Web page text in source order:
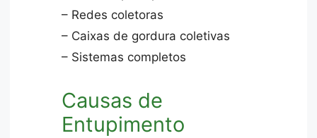
– Redes coletoras
– Caixas de gordura coletivas
– Sistemas completos
Causas de
Entupimento